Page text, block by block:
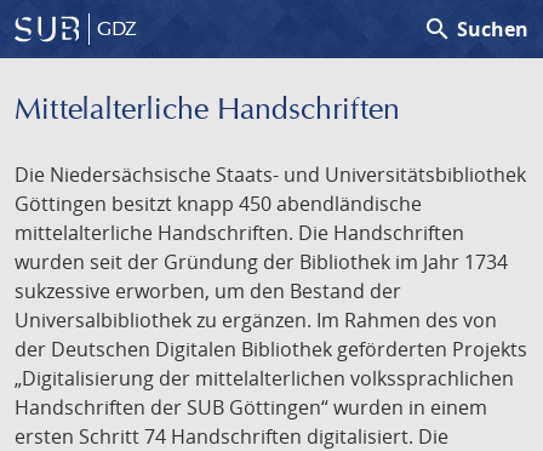
GDZ search Suchen
Mittelalterliche Handschriften
Die Niedersächsische Staats- und Universitätsbibliothek
Göttingen besitzt knapp 450 abendländische
mittelalterliche Handschriften. Die Handschriften
wurden seit der Gründung der Bibliothek im Jahr 1734
sukzessive erworben, um den Bestand der
Universalbibliothek zu ergänzen. Im Rahmen des von
der Deutschen Digitalen Bibliothek geförderten Projekts
„Digitalisierung der mittelalterlichen volkssprachlichen
Handschriften der SUB Göttingen“ wurden in einem
ersten Schritt 74 Handschriften digitalisiert. Die